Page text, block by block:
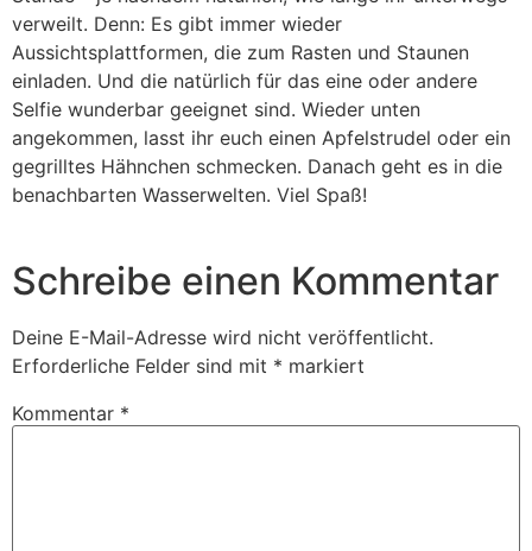
verweilt. Denn: Es gibt immer wieder
Aussichtsplattformen, die zum Rasten und Staunen
einladen. Und die natürlich für das eine oder andere
Selfie wunderbar geeignet sind. Wieder unten
angekommen, lasst ihr euch einen Apfelstrudel oder ein
gegrilltes Hähnchen schmecken. Danach geht es in die
benachbarten Wasserwelten. Viel Spaß!
Schreibe einen Kommentar
Deine E-Mail-Adresse wird nicht veröffentlicht.
Erforderliche Felder sind mit * markiert
Kommentar *